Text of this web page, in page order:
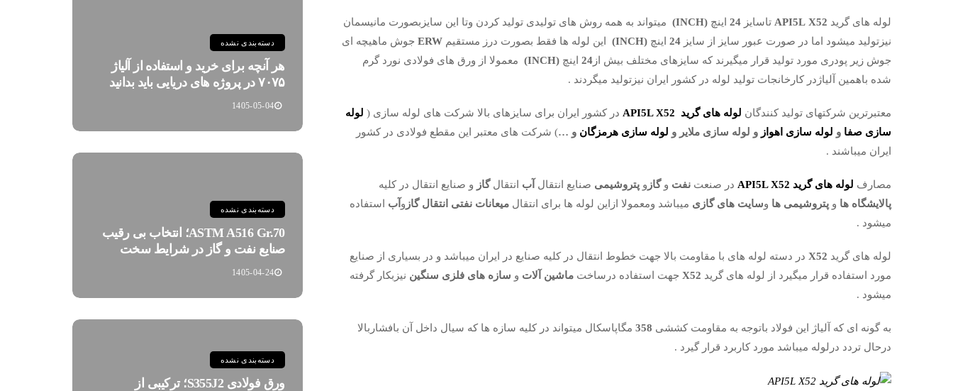
لوله های گرید API5L X52 تاسایز 24 اینچ (INCH)
میتواند به همه روش های تولیدی تولید کردن وتا این سایزبصورت مانیسمان
نیزتولید میشود اما در صورت عبور سایز از سایز 24 اینچ (INCH) این لوله ها فقط بصورت درز مستقیم ERW جوش ماهیچه ای
جوش زیر پودری مورد تولید قرار میگیرند که سایزهای مختلف بیش از 24 اینچ (INCH)
معمولا از ورق های فولادی نورد گرم
شده باهمین آلیاژدر کارخانجات تولید لوله در کشور ایران نیزتولید میگردند .
معتبرترین شرکتهای تولید کنندگان لوله های گرید API5L X52 در کشور ایران برای سایزهای بالا شرکت های لوله سازی ( لوله
سازی صفا و لوله سازی اهواز و لوله سازی ملایر و لوله سازی هرمزگان و …) شرکت های معتبر این مقطع فولادی در کشور
ایران میباشند .
مصارف لوله های گرید API5L X52 در صنعت نفت وگاز و پتروشیمی صنایع انتقال آب انتقالگاز و صنایع انتقال در کلیه
پالایشگاه ها و پتروشیمی ها وسایت های گازی میباشد ومعمولا ازاین لوله ها برای انتقال میعانات نفتی انتقال گاز و آب استفاده
میشود .
لوله های گرید X52 در دسته لوله های با مقاومت بالا جهت خطوط انتقال در کلیه صنایع در ایران میباشد و در بسیاری از صنایع
مورد استفاده قرار میگیرد از لوله های گرید X52 جهت استفاده درساخت ماشین آلات و سازه های فلزی سنگین نیزبکار گرفته
میشود .
به گونه ای که آلیاژ این فولاد باتوجه به مقاومت کششی 358 مگاپاسکال میتواند در کلیه سازه ها که سیال داخل آن بافشاربالا
درحال تردد درلوله میباشد مورد کاربرد قرار گیرد .
دسته‌بندی نشده
هر آنچه برای خرید و استفاده از آلیاژ
۷۰۷۵ در پروژه های دریایی باید بدانید
1405-05-04
دسته‌بندی نشده
ASTM A516 Gr.70؛ انتخاب بی رقیب
صنایع نفت و گاز در شرایط سخت
1405-04-24
دسته‌بندی نشده
ورق فولادی S355J2؛ ترکیبی از